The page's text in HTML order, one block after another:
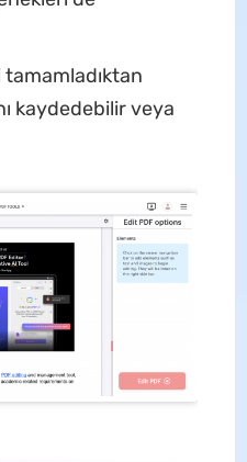
kaydedebilir veya